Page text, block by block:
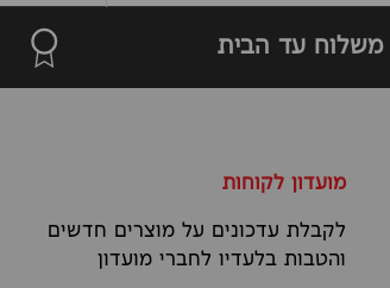
משלוח עד הבית
מועדון לקוחות
לקבלת עדכונים על מוצרים חדשים
והטבות בלעדיו לחברי מועדון